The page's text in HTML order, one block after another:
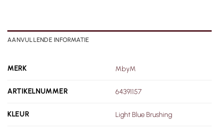
AANVULLENDE INFORMATIE
MERK MbyM
ARTIKELNUMMER 64391157
KLEUR Light Blue Brushing